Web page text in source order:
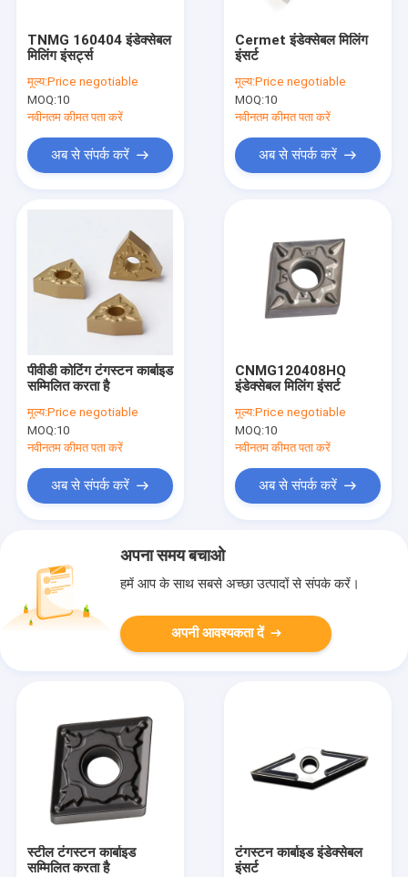
TNMG 160404 इंडेक्सेबल
मिलिंग इंसर्ट्स
मूल्य:Price negotiable
MOQ:10
नवीनतम कीमत पता करें
अब से संपर्क करें
Cermet इंडेक्सेबल मिलिंग
इंसर्ट
मूल्य:Price negotiable
MOQ:10
नवीनतम कीमत पता करें
अब से संपर्क करें
पीवीडी कोटिंग टंगस्टन कार्बाइड
सम्मिलित करता है
मूल्य:Price negotiable
MOQ:10
नवीनतम कीमत पता करें
अब से संपर्क करें
CNMG120408HQ
इंडेक्सेबल मिलिंग इंसर्ट
मूल्य:Price negotiable
MOQ:10
नवीनतम कीमत पता करें
अब से संपर्क करें
अपना समय बचाओ
हमें आप के साथ सबसे अच्छा उत्पादों से संपर्क करें।
अपनी आवश्यकता दें
स्टील टंगस्टन कार्बाइड
सम्मिलित करता है
टंगस्टन कार्बाइड इंडेक्सेबल
इंसर्ट